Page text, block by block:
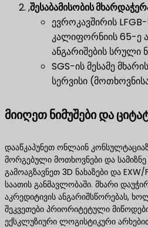
,შესაბამისობის
ევროკავშირის
კალიფორნიის 65-ე
ანგარიშების სრული
SGS-ის მესამე
სერვისი
მიიღეთ ნიმუშები და
დააწკაპუნეთ ონლაინ
მორგებული მოთხოვნები და
გამოაგზავნეთ 3D ნახაზები და EXW/
საათის განმავლობაში. მხარი
აკრედიტივის ანგარიშსწორებას,
შეკვეთები პრიორიტეტული
ექსკლუზიური ლოგისტიკური